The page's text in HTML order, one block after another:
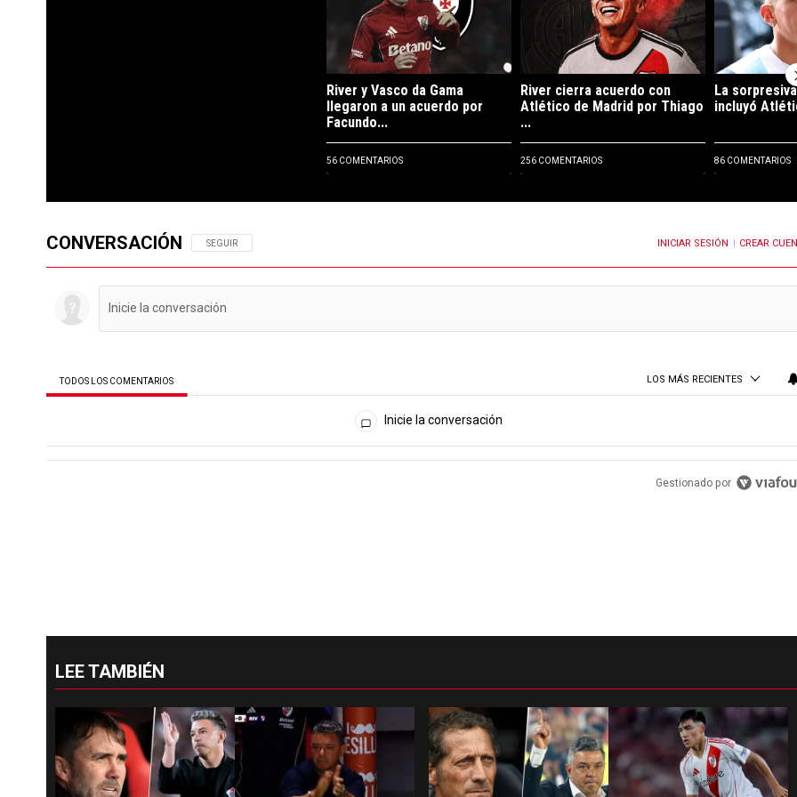
River y Vasco da Gama
llegaron a un acuerdo por
Facundo...
56 COMENTARIOS
River cierra acuerdo con
Atlético de Madrid por Thiago
...
256 COMENTARIOS
La
incluyó
86 COMENTARIOS
CONVERSACIÓN SIGA ESTA CONVERSACIÓN PARA RECIBIR NOTIFICACIONES CUANDO SE PUBLIQUEN NUEVOS COMENTARIOS
SEGUIR INICIAR SESIÓN CREAR
TODOS LOS COMENTARIOS LOS MÁS RECIENTES
Inicie la conversación
LEE TAMBIÉN